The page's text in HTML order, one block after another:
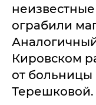
ограбили
Кировском
от
Терешковой.